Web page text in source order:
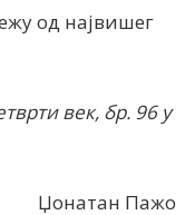
од највишег
век, бр. 96 у
Џонатан Пажо